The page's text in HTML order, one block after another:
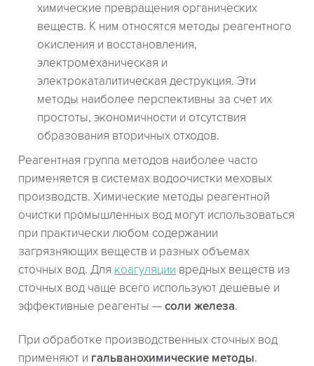
химические превращения органических
веществ. К ним относятся методы реагентного
окисления и восстановления,
электромеханическая и
электрокаталитическая деструкция. Эти
методы наиболее перспективны за счет их
простоты, экономичности и отсутствия
образования вторичных отходов.
Реагентная группа методов наиболее часто
применяется в системах водоочистки меховых
производств. Химические методы реагентной
очистки промышленных вод могут использоваться
при практически любом содержании
загрязняющих веществ и разных объемах
сточных вод. Для коагуляции вредных веществ из
сточных вод чаще всего используют дешевые и
эффективные реагенты — соли железа.
При обработке производственных сточных вод
применяют и гальванохимические методы.